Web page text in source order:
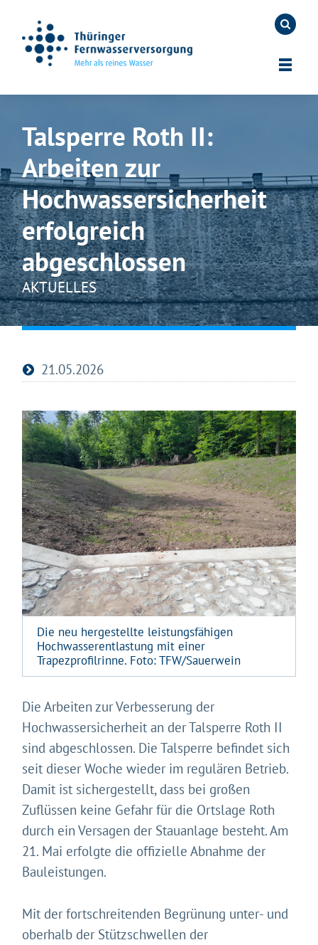
Talsperre Roth II:
Arbeiten zur
Hochwassersicherheit
erfolgreich
abgeschlossen
AKTUELLES
21.05.2026
Die neu hergestellte leistungsfähigen
Hochwasserentlastung mit einer
Trapezprofilrinne. Foto: TFW/Sauerwein
Die Arbeiten zur Verbesserung der
Hochwassersicherheit an der Talsperre Roth II
sind abgeschlossen. Die Talsperre befindet sich
seit dieser Woche wieder im regulären Betrieb.
Damit ist sichergestellt, dass bei großen
Zuflüssen keine Gefahr für die Ortslage Roth
durch ein Versagen der Stauanlage besteht. Am
21. Mai erfolgte die offizielle Abnahme der
Bauleistungen.
Mit der fortschreitenden Begrünung unter- und
oberhalb der Stützschwellen der